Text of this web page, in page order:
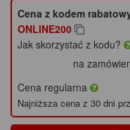
Cena z kodem
ONLINE200
Jak skorzystać z kodu?
na
Cena regularna
Najniższa cena z 30 dni